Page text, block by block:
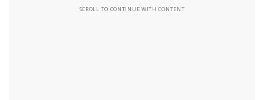
SCROLL TO CONTINUE WITH CONTENT